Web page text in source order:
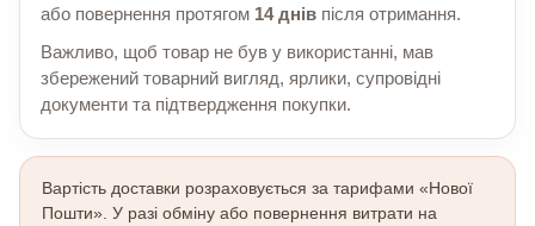
або повернення протягом 14 днів після отримання.
Важливо, щоб товар не був у використанні, мав
збережений товарний вигляд, ярлики, супровідні
документи та підтвердження покупки.
Вартість доставки розраховується за тарифами «Нової
Пошти». У разі обміну або повернення витрати на